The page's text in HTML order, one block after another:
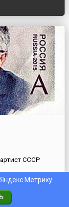
СССР
Яндекс.Метрику.